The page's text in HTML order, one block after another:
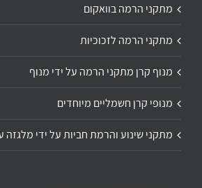
מתקני הרמה בוואקום
מתקני הרמה לזכוכיות
מנוף קרן מתקני הרמה על ידי מנוף
מנופי קרן חשמליים מיוחדים
מתקני שינוע והרמת חביות על ידי מלגזה